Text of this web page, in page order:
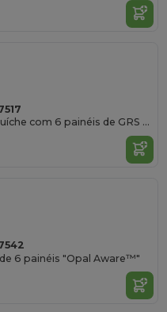
Boné cool sanduíche com 6 painéis de GRS reciclado "Morion"
6 painéis "Opal Aware™"